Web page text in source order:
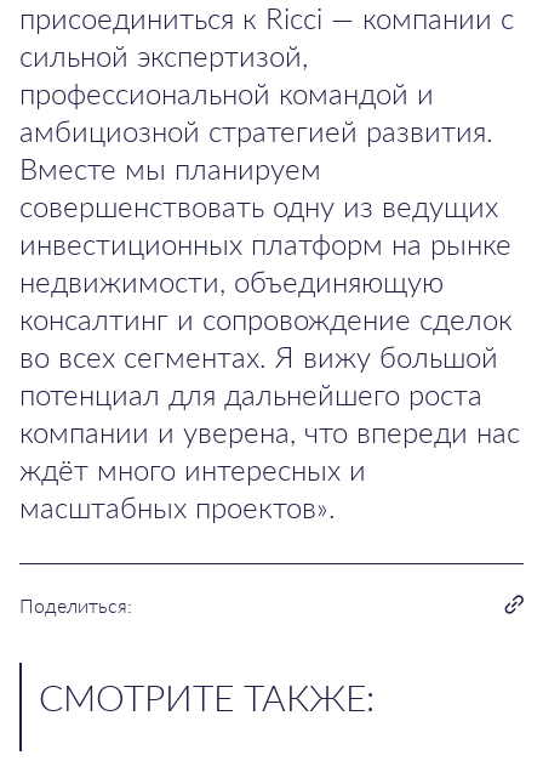
присоединиться к Ricci — компании с
сильной экспертизой,
профессиональной командой и
амбициозной стратегией развития.
Вместе мы планируем
совершенствовать одну из ведущих
инвестиционных платформ на рынке
недвижимости, объединяющую
консалтинг и сопровождение сделок
во всех сегментах. Я вижу большой
потенциал для дальнейшего роста
компании и уверена, что впереди нас
ждёт много интересных и
масштабных проектов».
Поделиться:
CМОТРИТЕ ТАКЖЕ: